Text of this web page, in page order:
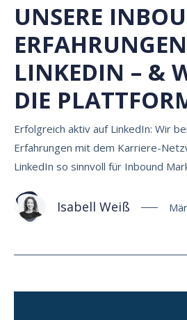
UNSERE
LINKEDIN – &
DIE
Erfolgreich aktiv auf LinkedIn: Wir
Erfahrungen mit dem Karriere-
LinkedIn so sinnvoll für Inbound
Isabell Weiß